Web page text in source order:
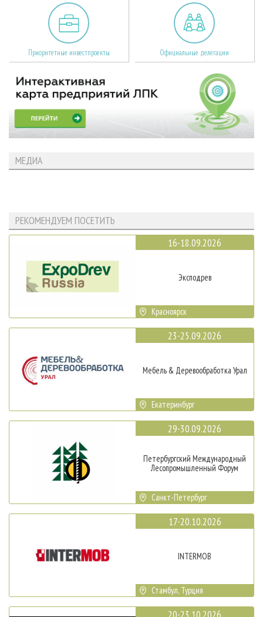
Приоритетные инвестпроекты Официальные делегации
МЕДИА
РЕКОМЕНДУЕМ ПОСЕТИТЬ
16-18.09.2026
Эксподрев
Красноярск
23-25.09.2026
Мебель & Деревообработка Урал
Екатеринбург
29-30.09.2026
Петербургский Международный
Лесопромышленный Форум
Санкт-Петербург
17-20.10.2026
INTERMOB
Стамбул, Турция
20-23.10.2026